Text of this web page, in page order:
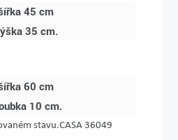
45 cm
35 cm.
60 cm
10 cm.
stavu.CASA 36049